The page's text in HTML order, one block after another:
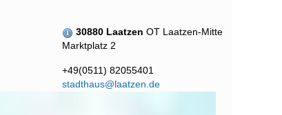
30880 Laatzen OT Laatzen-Mitte
Marktplatz 2
+49(0511) 82055401
stadthaus@laatzen.de